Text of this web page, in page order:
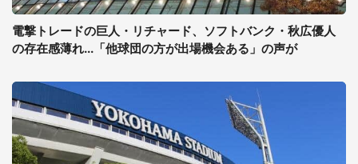
電撃トレードの巨人・リチャード、ソフトバンク・秋広優人
の存在感薄れ...「他球団の方が出場機会ある」の声が